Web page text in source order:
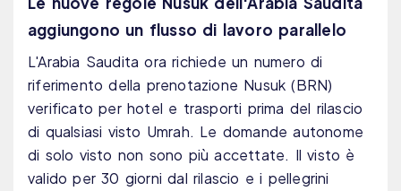
aggiungono un flusso di lavoro parallelo
L'Arabia Saudita ora richiede un numero di
riferimento della prenotazione Nusuk (BRN)
verificato per hotel e trasporti prima del rilascio
di qualsiasi visto Umrah. Le domande autonome
di solo visto non sono più accettate. Il visto è
valido per 30 giorni dal rilascio e i pellegrini